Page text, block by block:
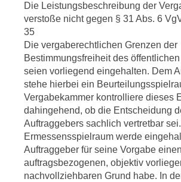
Die Leistungsbeschreibung der
verstoße nicht gegen § 31 Abs. 6
35
Die vergaberechtlichen Grenzen der
Bestimmungsfreiheit des
seien vorliegend eingehalten. Dem
stehe hierbei ein
Vergabekammer kontrolliere dieses
dahingehend, ob die Entscheidung
Auftraggebers sachlich vertretbar
Ermessensspielraum werde
Auftraggeber für seine Vorgabe einen
auftragsbezogenen, objektiv
nachvollziehbaren Grund habe. In